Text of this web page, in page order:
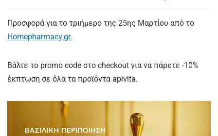
Προσφορά για το τριήμερο της 25ης Μαρτίου από το
Homepharmacy.gr.
Βάλτε το promo code στο checkout για να πάρετε -10%
έκπτωση σε όλα τα προϊόντα apivita.